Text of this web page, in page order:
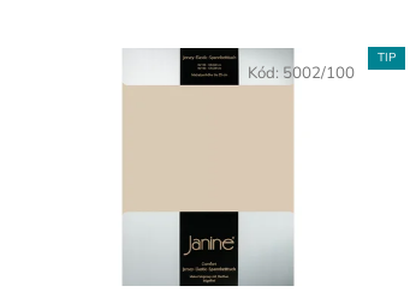
Kód: 5002/100
TIP